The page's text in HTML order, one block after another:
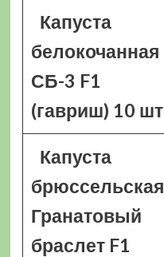
Капуста
белокочанная
СБ-3 F1
(гавриш) 10 шт
Капуста
брюссельская
Гранатовый
браслет F1